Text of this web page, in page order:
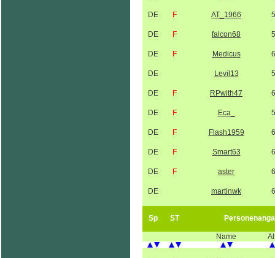
DE F AT_1966
DE F falcon68
DE F Medicus
DE Levil13
DE F RPwith47
DE F Eca_
DE F Flash1959
DE F Smart63
DE F aster
DE martinwk
Sp ST
Name